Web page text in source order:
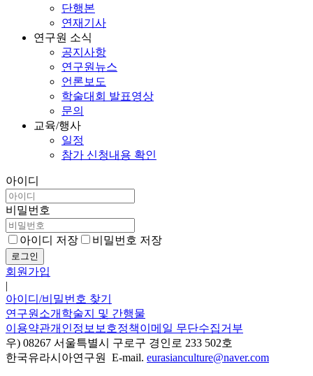
단행본
연재기사
연구원 소식
공지사항
연구원뉴스
언론보도
학술대회 발표영상
문의
교육/행사
일정
참가 신청내용 확인
아이디
비밀번호
아이디 저장 비밀번호 저장
회원가입
|
아이디/비밀번호 찾기
연구원소개 학술지 및 간행물
이용약관개인정보보호정책이메일 무단수집거부
우) 08267 서울특별시 구로구 경인로 233 502호
한국유라시아연구원 E-mail. eurasianculture@naver.com